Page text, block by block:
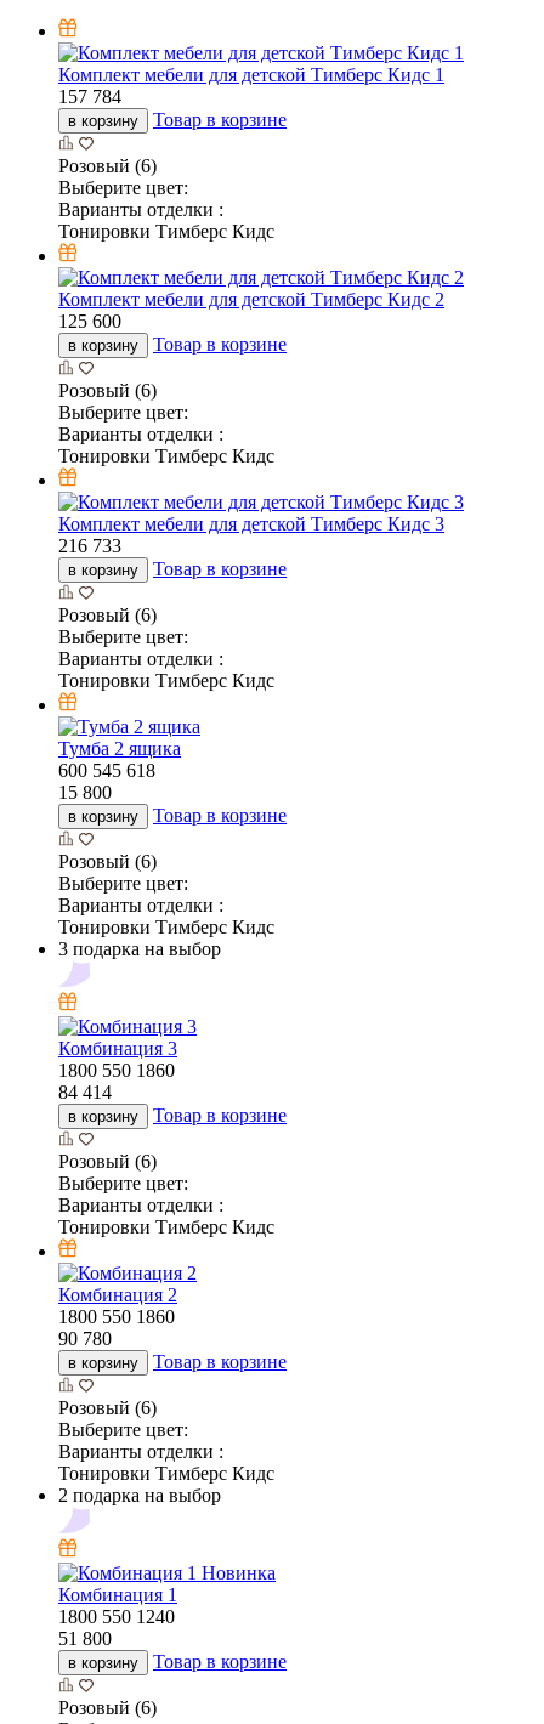
Комплект мебели для детской Тимберс Кидс 1
157 784
в корзину Товар в корзине
Розовый (6)
Выберите цвет:
Варианты отделки :
Тонировки Тимберс Кидс
Комплект мебели для детской Тимберс Кидс 2
125 600
в корзину Товар в корзине
Розовый (6)
Выберите цвет:
Варианты отделки :
Тонировки Тимберс Кидс
Комплект мебели для детской Тимберс Кидс 3
216 733
в корзину Товар в корзине
Розовый (6)
Выберите цвет:
Варианты отделки :
Тонировки Тимберс Кидс
Тумба 2 ящика
600 545 618
15 800
в корзину Товар в корзине
Розовый (6)
Выберите цвет:
Варианты отделки :
Тонировки Тимберс Кидс
3 подарка на выбор
Комбинация 3
1800 550 1860
84 414
в корзину Товар в корзине
Розовый (6)
Выберите цвет:
Варианты отделки :
Тонировки Тимберс Кидс
Комбинация 2
1800 550 1860
90 780
в корзину Товар в корзине
Розовый (6)
Выберите цвет:
Варианты отделки :
Тонировки Тимберс Кидс
2 подарка на выбор
Новинка
Комбинация 1
1800 550 1240
51 800
в корзину Товар в корзине
Розовый (6)